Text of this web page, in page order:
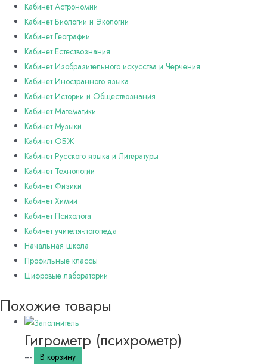
Кабинет Астрономии
Кабинет Биологии и Экологии
Кабинет Географии
Кабинет Естествознания
Кабинет Изобразительного искусства и Черчения
Кабинет Иностранного языка
Кабинет Истории и Обществознания
Кабинет Математики
Кабинет Музыки
Кабинет ОБЖ
Кабинет Русского языка и Литературы
Кабинет Технологии
Кабинет Физики
Кабинет Химии
Кабинет Психолога
Кабинет учителя-логопеда
Начальная школа
Профильные классы
Цифровые лаборатории
Похожие товары
Гигрометр (психрометр)
--- В корзину